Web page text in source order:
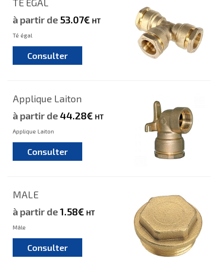
TE EGAL
à partir de 53.07€ HT
Té égal
Consulter
Applique Laiton
à partir de44.28€ HT
Applique Laiton
Consulter
MALE
à partir de1.58€ HT
Mâle
Consulter